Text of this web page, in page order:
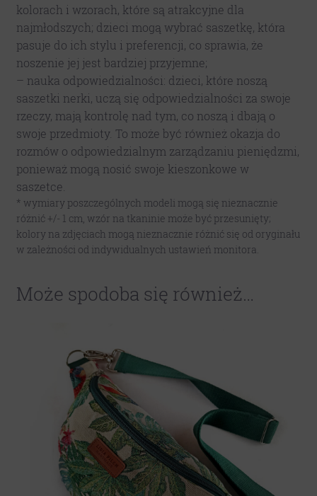
kolorach i wzorach, które są atrakcyjne dla
najmłodszych; dzieci mogą wybrać saszetkę, która
pasuje do ich stylu i preferencji, co sprawia, że
noszenie jej jest bardziej przyjemne;
– nauka odpowiedzialności: dzieci, które noszą
saszetki nerki, uczą się odpowiedzialności za swoje
rzeczy, mają kontrolę nad tym, co noszą i dbają o
swoje przedmioty. To może być również okazja do
rozmów o odpowiedzialnym zarządzaniu pieniędzmi,
ponieważ mogą nosić swoje kieszonkowe w
saszetce.
* wymiary poszczególnych modeli mogą się nieznacznie
różnić +/- 1 cm, wzór na tkaninie może być przesunięty;
kolory na zdjęciach mogą nieznacznie różnić się od oryginału
w zależności od indywidualnych ustawień monitora.
Może spodoba się również…